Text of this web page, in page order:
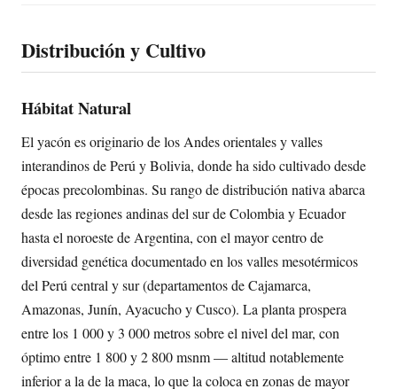
Distribución y Cultivo
Hábitat Natural
El yacón es originario de los Andes orientales y valles
interandinos de Perú y Bolivia, donde ha sido cultivado desde
épocas precolombinas. Su rango de distribución nativa abarca
desde las regiones andinas del sur de Colombia y Ecuador
hasta el noroeste de Argentina, con el mayor centro de
diversidad genética documentado en los valles mesotérmicos
del Perú central y sur (departamentos de Cajamarca,
Amazonas, Junín, Ayacucho y Cusco). La planta prospera
entre los 1 000 y 3 000 metros sobre el nivel del mar, con
óptimo entre 1 800 y 2 800 msnm — altitud notablemente
inferior a la de la maca, lo que la coloca en zonas de mayor